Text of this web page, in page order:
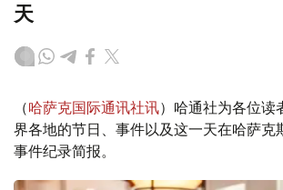
天
（哈萨克国际通讯社讯）哈通社为各位读
界各地的节日、事件以及这一天在哈萨克
事件纪录简报。